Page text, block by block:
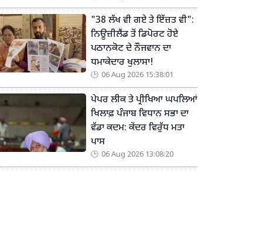
"38 ਲੱਖ ਵੀ ਗਏ ਤੇ ਇੱਜ਼ਤ ਵੀ":
ਨਿਊਜ਼ੀਲੈਂਡ ਤੋਂ ਡਿਪੋਰਟ ਹੋਏ
ਪਠਾਨਕੋਟ ਦੇ ਨੌਜਵਾਨ ਦਾ
ਧਮਾਕੇਦਾਰ ਖੁਲਾਸਾ!
06 Aug 2026 15:38:01
ਪੇਪਰ ਲੀਕ ਤੇ ਪ੍ਰੀਖਿਆ ਘਪਲਿਆਂ
ਖਿਲਾਫ਼ ਪੰਜਾਬ ਵਿਧਾਨ ਸਭਾ ਦਾ
ਵੱਡਾ ਕਦਮ: ਕੇਂਦਰ ਵਿਰੁੱਧ ਮਤਾ
ਪਾਸ
06 Aug 2026 13:08:20